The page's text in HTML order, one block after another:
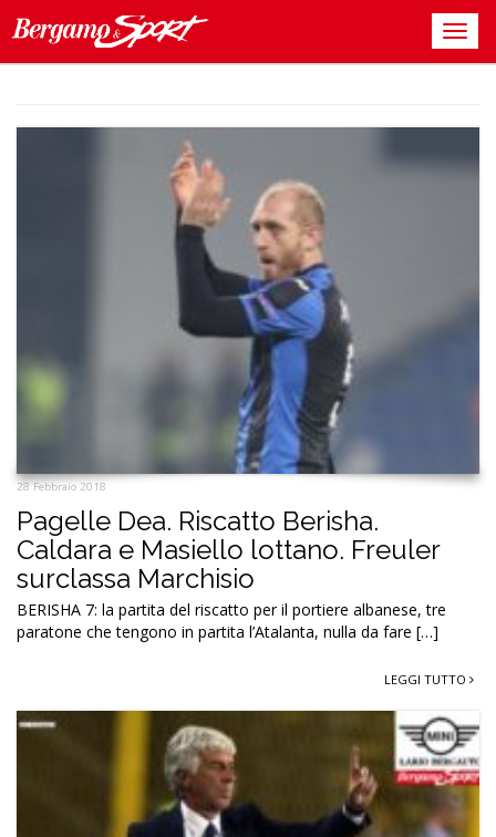
28 Febbraio 2018
Pagelle Dea. Riscatto Berisha.
Caldara e Masiello lottano. Freuler
surclassa Marchisio
BERISHA 7: la partita del riscatto per il portiere albanese, tre
paratone che tengono in partita l’Atalanta, nulla da fare […]
LEGGI TUTTO